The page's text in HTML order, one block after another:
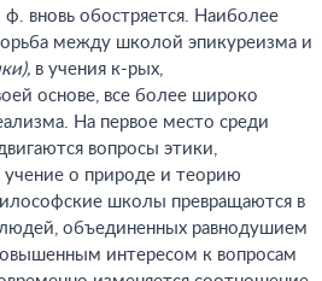
вновь обостряется. Наиболее
между школой эпикуреизма и
в учения к-рых,
основе, все более широко
На первое место среди
вопросы этики,
о природе и теорию
школы превращаются в
объединенных равнодушием
интересом к вопросам